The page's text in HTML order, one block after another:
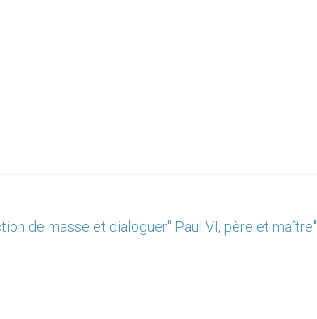
de masse et dialoguer" Paul VI, père et maître"